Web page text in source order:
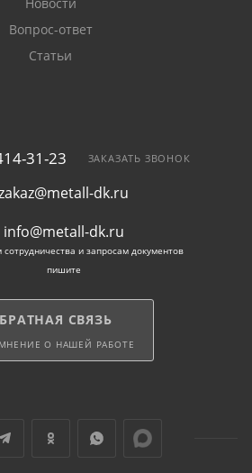
Вопрос-ответ
Статьи
31-23 ЗАКАЗАТЬ ЗВОНОК
dk.ru
info@metall-dk.ru
и запросам документов
пишите
СВЯЗЬ
О НАШЕЙ РАБОТЕ